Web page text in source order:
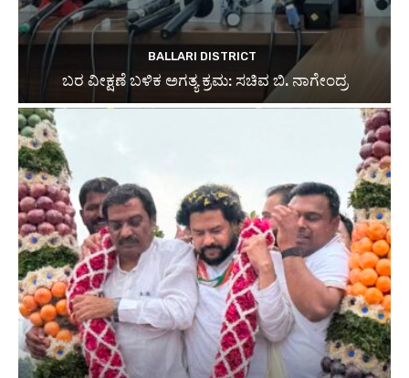
BALLARI DISTRICT
ಬರ ವೀಕ್ಷಣೆ ಬಳಿಕ ಅಗತ್ಯ ಕ್ರಮ: ಸಚಿವ ಬಿ. ನಾಗೇಂದ್ರ